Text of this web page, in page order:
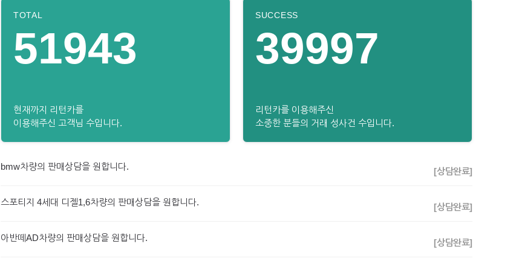
TOTAL
51943
현재까지 리턴카를
이용해주신 고객님 수입니다.
SUCCESS
39997
리턴카를 이용해주신
소중한 분들의 거래 성사건 수입니다.
bmw차량의 판매상담을 원합니다. [상담완료]
스포티지 4세대 디젤1,6차량의 판매상담을 원합니다. [상담완료]
아반떼AD차량의 판매상담을 원합니다. [상담완료]